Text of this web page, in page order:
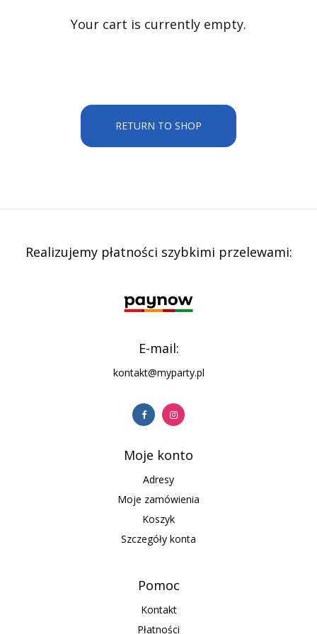
Your cart is currently empty.
RETURN TO SHOP
Realizujemy płatności szybkimi przelewami:
E-mail:
kontakt@myparty.pl
Moje konto
Adresy
Moje zamówienia
Koszyk
Szczegóły konta
Pomoc
Kontakt
Płatności